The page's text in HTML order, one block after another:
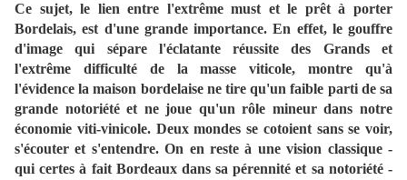
Ce sujet, le lien entre l'extrême must et le prêt à porter
Bordelais, est d'une grande importance. En effet, le gouffre
d'image qui sépare l'éclatante réussite des Grands et
l'extrême difficulté de la masse viticole, montre qu'à
l'évidence la maison bordelaise ne tire qu'un faible parti de sa
grande notoriété et ne joue qu'un rôle mineur dans notre
économie viti-vinicole. Deux mondes se cotoient sans se voir,
s'écouter et s'entendre. On en reste à une vision classique -
qui certes à fait Bordeaux dans sa pérennité et sa notoriété -